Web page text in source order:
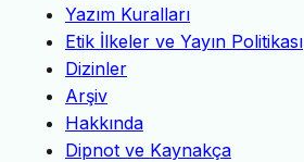
Yazım Kuralları
Etik İlkeler ve Yayın Politikası
Dizinler
Arşiv
Hakkında
Dipnot ve Kaynakça